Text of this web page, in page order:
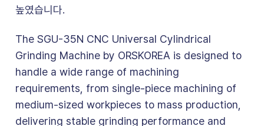
높였습니다.
The SGU-35N CNC Universal Cylindrical
Grinding Machine by ORSKOREA is designed to
handle a wide range of machining
requirements, from single-piece machining of
medium-sized workpieces to mass production,
delivering stable grinding performance and